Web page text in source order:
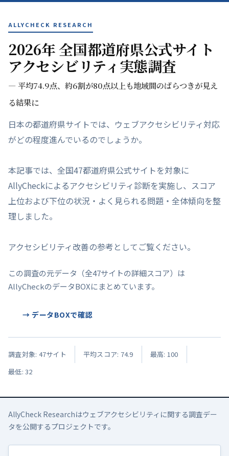
ALLYCHECK RESEARCH
2026年 全国都道府県公式サイト
アクセシビリティ実態調査
— 平均74.9点、約6割が80点以上も地域間のばらつきが見え
る結果に
日本の都道府県サイトでは、ウェブアクセシビリティ対応
がどの程度進んでいるのでしょうか。
本記事では、全国47都道府県公式サイトを対象に
AllyCheckによるアクセシビリティ診断を実施し、スコア
上位および下位の状況・よく見られる問題・全体傾向を整
理しました。
アクセシビリティ改善の参考としてご覧ください。
この調査の元データ（全47サイトの詳細スコア）は
AllyCheckのデータBOXにまとめています。
→ データBOXで確認
調査対象: 47サイト 平均スコア: 74.9
最高: 100
最低: 32
AllyCheck Researchはウェブアクセシビリティに関する調査デー
タを公開するプロジェクトです。